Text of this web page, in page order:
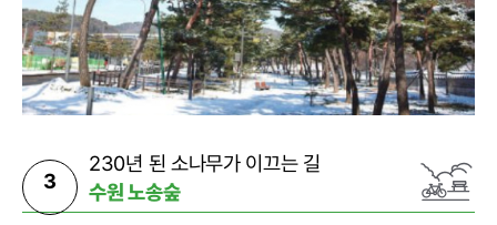
3
230년 된 소나무가 이끄는 길
수원 노송숲